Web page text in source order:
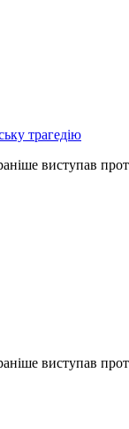
трагедію
виступав
виступав